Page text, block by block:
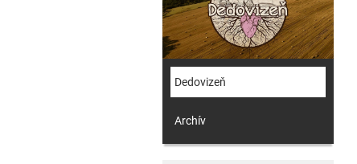
Dedovizeň
Archív